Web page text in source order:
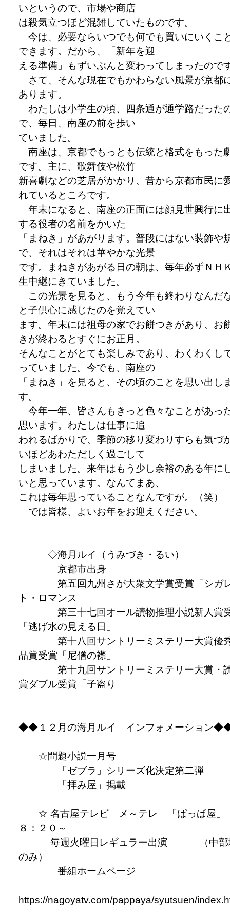
いというので、市場や商店
は殺気立つほど混雑していたものです。
今は、必要ならいつでも何でも買いにいくこ
できます。だから、「新年を迎
える準備」もずいぶんと変わってしまったので
さて、そんな現在でもかわらない風景が京都
あります。
わたしは小学生の頃、四条通が通学路だった
で、毎日、南座の前を歩い
ていました。
南座は、京都でもっとも伝統と格式をもった
です。主に、歌舞伎や松竹
新喜劇などの芝居がかかり、昔から京都市民に
れているところです。
年末になると、南座の正面には顔見世興行に
する役者の名前をかいた
「まねき」があがります。普段にはない装飾や
で、それはそれは華やかな光景
です。まねきがあがる日の朝は、毎年必ずＮＨ
生中継にきていました。
この光景を見ると、もう今年も終わりなんだ
と子供心に感じたのを覚えてい
ます。年末には祖母の家でお餅つきがあり、お
きが終わるとすぐにお正月。
そんなことがとても楽しみであり、わくわくし
っていました。今でも、南座の
「まねき」を見ると、その頃のことを思い出し
す。
今年一年、皆さんもきっと色々なことがあっ
思います。わたしは仕事に追
われるばかりで、季節の移り変わりすらも気づ
いほどあわただしく過ごして
しまいました。来年はもう少し余裕のある年に
いと思っています。なんてまあ、
これは毎年思っていることなんですが。（笑）
では皆様、よいお年をお迎えください。
◇海月ルイ（うみづき・るい）
京都市出身
第五回九州さが大衆文学賞受賞「シガ
ト・ロマンス」
第三十七回オール讀物推理小説新人賞
「逃げ水の見える日」
第十八回サントリーミステリー大賞優
品賞受賞「尼僧の襟」
第十九回サントリーミステリー大賞・
賞ダブル受賞「子盗り」
◆◆１２月の海月ルイ インフォメーション
☆問題小説一月号
「ゼブラ」シリーズ化決定第二弾
「拝み屋」掲載
☆ 名古屋テレビ メ～テレ 「ぱっぱ屋
８：２０～
毎週火曜日レギュラー出演 （中部
のみ）
番組ホームページ
https://nagoyatv.com/pappaya/syutsuen/